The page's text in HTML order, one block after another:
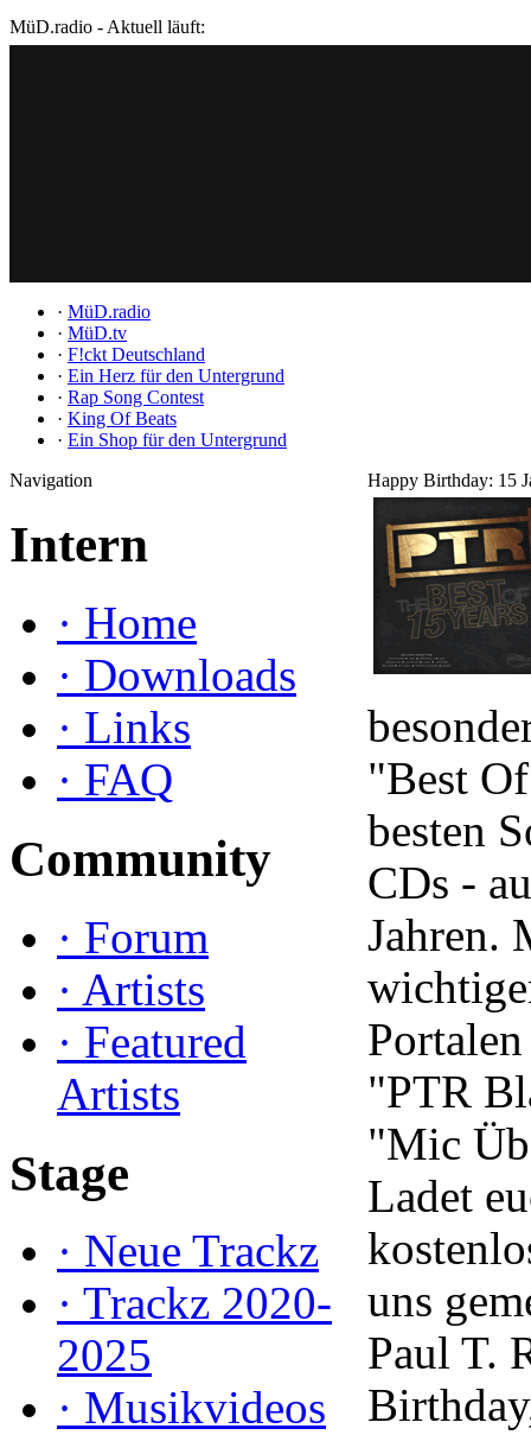
MüD.radio - Aktuell läuft:
· MüD.radio
· MüD.tv
· F!ckt Deutschland
· Ein Herz für den Untergrund
· Rap Song Contest
· King Of Beats
· Ein Shop für den Untergrund
Navigation
Intern
· Home
· Downloads
· Links
· FAQ
Community
· Forum
· Artists
· Featured
Artists
Stage
· Neue Trackz
· Trackz 2020-
2025
· Musikvideos
Happy Birthday: 15
"Best
besten
CDs -
Jahren.
"PTR
"Mic
Ladet
uns
Paul T.